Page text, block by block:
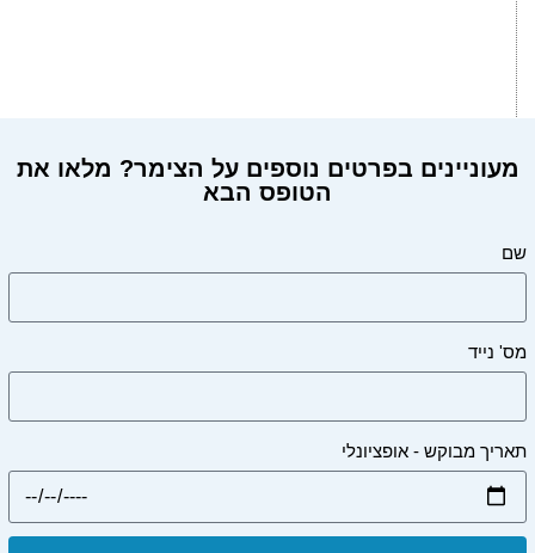
מעוניינים בפרטים נוספים על הצימר? מלאו את
הטופס הבא
שם
מס' נייד
תאריך מבוקש - אופציונלי